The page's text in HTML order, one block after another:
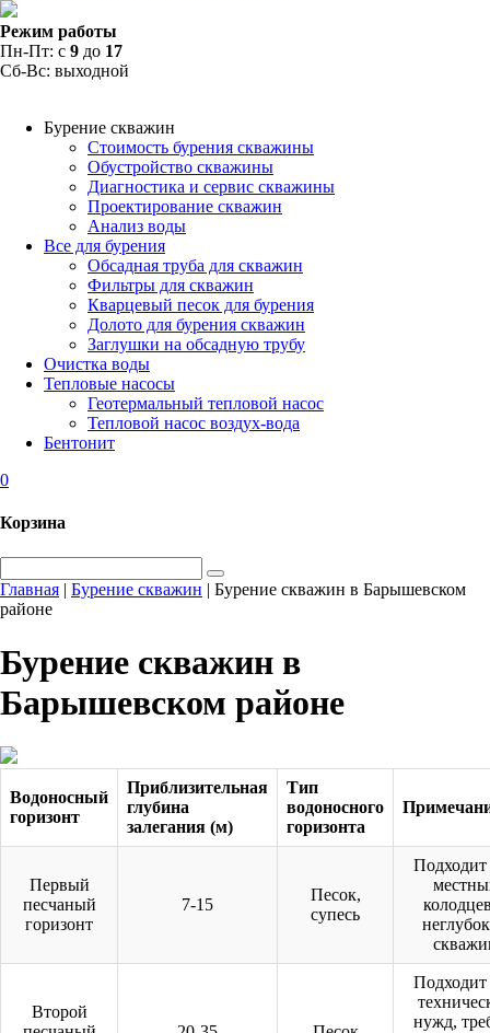
Режим работы
Пн-Пт: с 9 до 17
Сб-Вс: выходной
Бурение скважин
Стоимость бурения скважины
Обустройство скважины
Диагностика и сервис скважины
Проектирование скважин
Анализ воды
Все для бурения
Обсадная труба для скважин
Фильтры для скважин
Кварцевый песок для бурения
Долото для бурения скважин
Заглушки на обсадную трубу
Очистка воды
Тепловые насосы
Геотермальный тепловой насос
Тепловой насос воздух-вода
Бентонит
0
Корзина
Главная | Бурение скважин | Бурение скважин в Барышевском
районе
Бурение скважин в
Барышевском районе
Водоносный
горизонт
Приблизительная
глубина
залегания (м)
Тип
водоносного
горизонта
Первый
песчаный
горизонт
7-15
Песок,
супесь
Подходит
Второй
Подходит
нужд,